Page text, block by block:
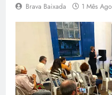
Brava Baixada 1 Mês Ago